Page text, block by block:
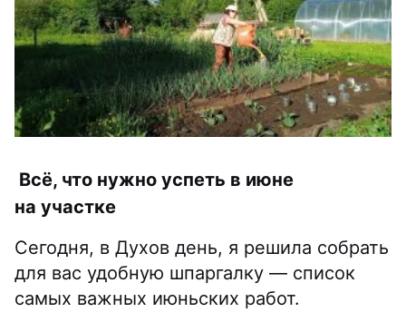
Всё, что нужно успеть в июне
на участке
Сегодня, в Духов день, я решила собрать
для вас удобную шпаргалку — список
самых важных июньских работ.